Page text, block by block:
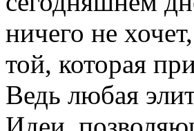
ничего не
той, которая
Ведь любая